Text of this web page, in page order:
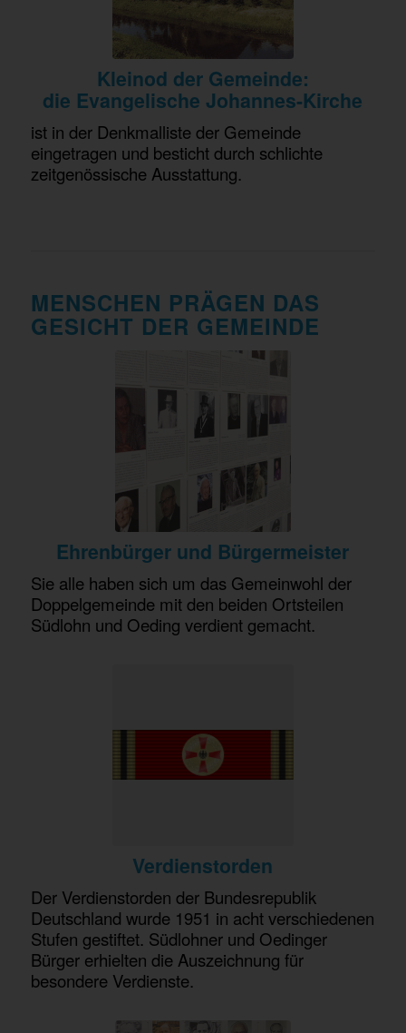
Kleinod der Gemeinde:
die Evangelische Johannes-Kirche
ist in der Denkmalliste der Gemeinde
eingetragen und besticht durch schlichte
zeitgenössische Ausstattung.
MENSCHEN PRÄGEN DAS
GESICHT DER GEMEINDE
Ehrenbürger und Bürgermeister
Sie alle haben sich um das Gemeinwohl der
Doppelgemeinde mit den beiden Ortsteilen
Südlohn und Oeding verdient gemacht.
Verdienstorden
Der Verdienstorden der Bundesrepublik
Deutschland wurde 1951 in acht verschiedenen
Stufen gestiftet. Südlohner und Oedinger
Bürger erhielten die Auszeichnung für
besondere Verdienste.